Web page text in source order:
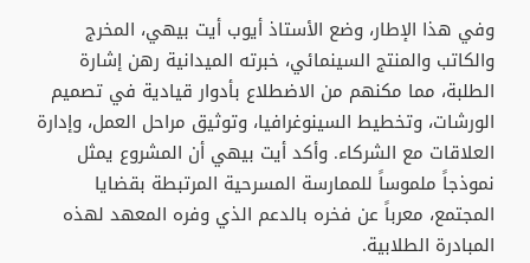
وفي هذا الإطار، وضع الأستاذ أيوب أيت بيهي، المخرج
والكاتب والمنتج السينمائي، خبرته الميدانية رهن إشارة
الطلبة، مما مكنهم من الاضطلاع بأدوار قيادية في تصميم
الورشات، وتخطيط السينوغرافيا، وتوثيق مراحل العمل، وإدارة
العلاقات مع الشركاء. وأكد أيت بيهي أن المشروع يمثل
نموذجاً ملموساً للممارسة المسرحية المرتبطة بقضايا
المجتمع، معرباً عن فخره بالدعم الذي وفره المعهد لهذه
المبادرة الطلابية.